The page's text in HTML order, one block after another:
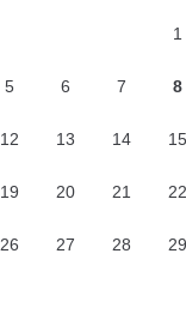
1
5 6 7 8
12 13 14 15
19 20 21 22
26 27 28 29